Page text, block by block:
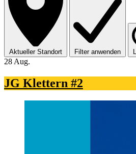
Aktueller Standort Filter anwenden
28 Aug.
JG Klettern #2